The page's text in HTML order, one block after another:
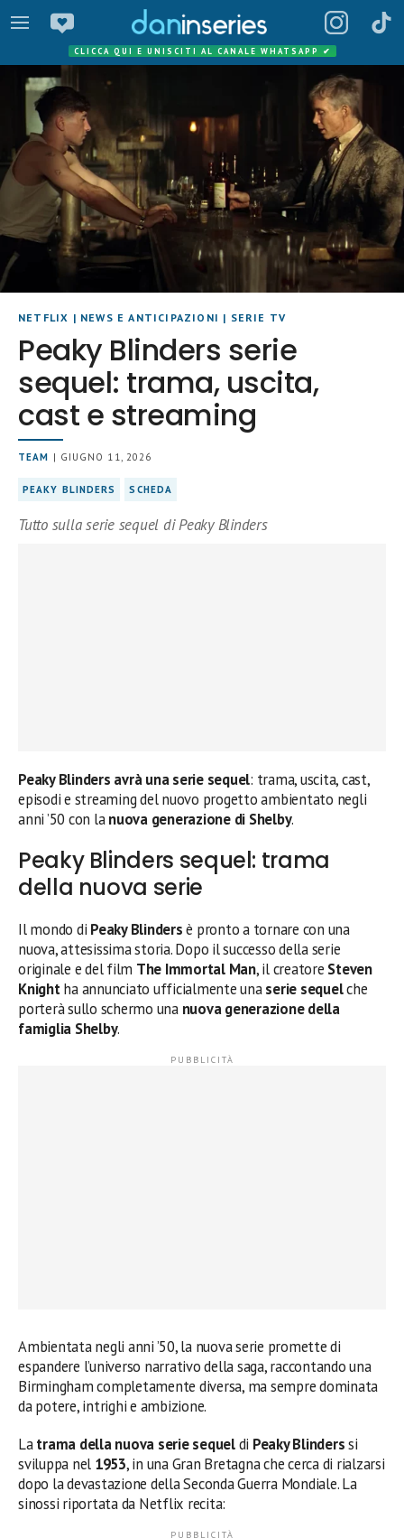
CLICCA QUI E UNISCITI AL CANALE WHATSAPP ✔
NETFLIX | NEWS E ANTICIPAZIONI | SERIE TV
Peaky Blinders serie
sequel: trama, uscita,
cast e streaming
TEAM | GIUGNO 11, 2026
PEAKY BLINDERS SCHEDA
Tutto sulla serie sequel di Peaky Blinders
Peaky Blinders avrà una serie sequel: trama, uscita, cast,
episodi e streaming del nuovo progetto ambientato negli
anni ’50 con lanuova generazione di Shelby.
Peaky Blinders sequel: trama
della nuova serie
Il mondo di Peaky Blindersè pronto a tornare con una
nuova, attesissima storia. Dopo il successo della serie
originale e del film The Immortal Man, il creatore Steven
Knightha annunciato ufficialmente unaserie sequelche
porterà sullo schermo una nuova generazione della
famiglia Shelby.
Ambientata negli anni ’50, la nuova serie promette di
espandere l’universo narrativo della saga, raccontando una
Birmingham completamente diversa, ma sempre dominata
da potere, intrighi e ambizione.
Latrama della nuova serie sequeldi Peaky Blinderssi
sviluppa nel 1953, in una Gran Bretagna che cerca di rialzarsi
dopo la devastazione della Seconda Guerra Mondiale. La
sinossi riportata da Netflix recita: